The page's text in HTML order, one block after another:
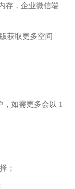
存，企业微信端
获取更多空间
如需更多会以 1
；